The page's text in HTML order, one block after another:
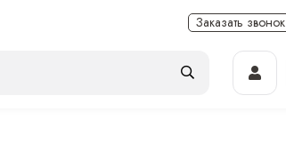
Заказать звонок